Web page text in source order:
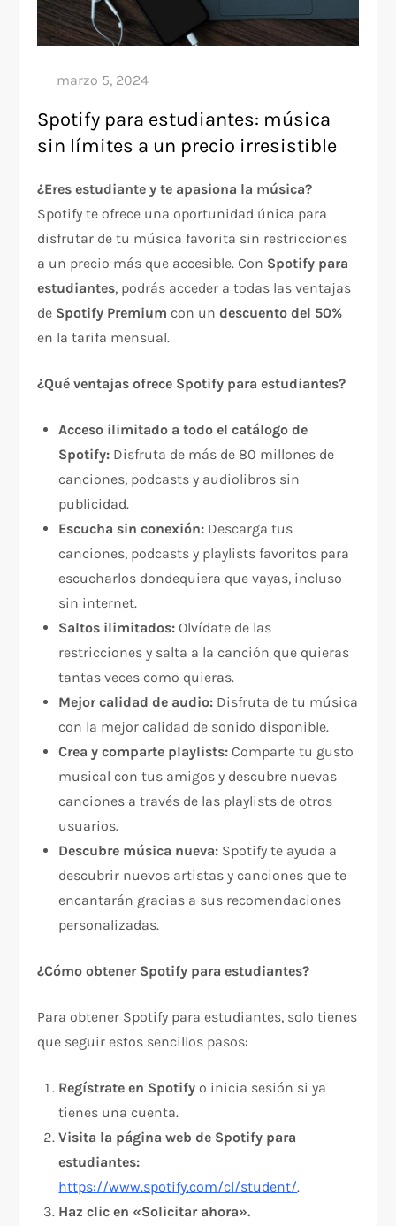
Spotify para estudiantes: música
sin límites a un precio irresistible
¿Eres estudiante y te apasiona la música?
Spotify te ofrece una oportunidad única para
disfrutar de tu música favorita sin restricciones
a un precio más que accesible. Con Spotify para
estudiantes, podrás acceder a todas las ventajas
de Spotify Premium con undescuento del 50%
en la tarifa mensual.
¿Qué ventajas ofrece Spotify para estudiantes?
Acceso ilimitado a todo el catálogo de
Spotify: Disfruta de más de 80 millones de
canciones, podcasts y audiolibros sin
publicidad.
Escucha sin conexión: Descarga tus
canciones, podcasts y playlists favoritos para
escucharlos dondequiera que vayas, incluso
sin internet.
Saltos ilimitados: Olvídate de las
restricciones y salta a la canción que quieras
tantas veces como quieras.
Mejor calidad de audio: Disfruta de tu música
con la mejor calidad de sonido disponible.
Crea y comparte playlists: Comparte tu gusto
musical con tus amigos y descubre nuevas
canciones a través de las playlists de otros
usuarios.
Descubre música nueva: Spotify te ayuda a
descubrir nuevos artistas y canciones que te
encantarán gracias a sus recomendaciones
personalizadas.
¿Cómo obtener Spotify para estudiantes?
Para obtener Spotify para estudiantes, solo tienes
que seguir estos sencillos pasos:
Regístrate en Spotify o inicia sesión si ya
tienes una cuenta.
Visita la página web de Spotify para
estudiantes:
https://www.spotify.com/cl/student/.
Haz clic en «Solicitar ahora».